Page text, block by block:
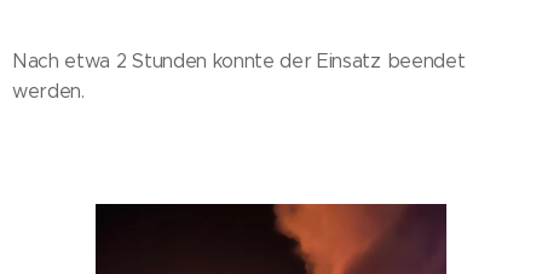
Nach etwa 2 Stunden konnte der Einsatz beendet
werden.